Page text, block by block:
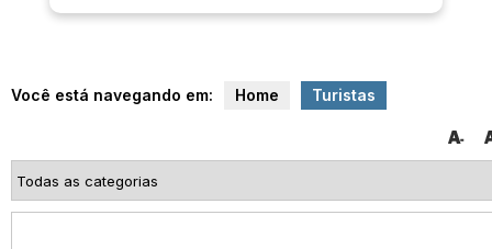
Você está navegando em: Home Turistas